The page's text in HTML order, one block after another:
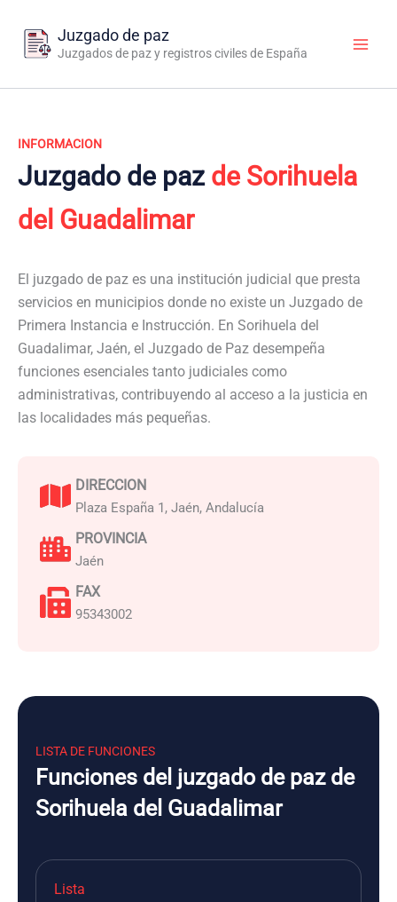
contenido
Juzgado de paz
Juzgados de paz y registros civiles de España
INFORMACION
Juzgado de paz de Sorihuela
del Guadalimar
El juzgado de paz es una institución judicial que presta
servicios en municipios donde no existe un Juzgado de
Primera Instancia e Instrucción. En Sorihuela del
Guadalimar, Jaén, el Juzgado de Paz desempeña
funciones esenciales tanto judiciales como
administrativas, contribuyendo al acceso a la justicia en
las localidades más pequeñas.
DIRECCION
Plaza España 1, Jaén, Andalucía
PROVINCIA
Jaén
FAX
95343002
LISTA DE FUNCIONES
Funciones del juzgado de paz de
Sorihuela del Guadalimar
Lista